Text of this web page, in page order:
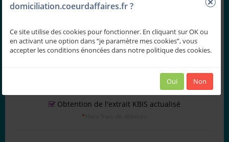
Accompagnement pour l'obtention de l'attestation de
Rédaction et publication de l'annonce légale*
Réalisation des formalités de constitution au greffe*
Signature électronique des documents
Obtention de l'extrait KBIS actualisé
*
domiciliation.coeurdaffaires.fr ?
Ce site utilise des cookies pour fonctionner. En cliquant sur OK ou
en activant une option dans “je paramètre mes cookies”, vous
accepter les conditions énoncées dans notre politique des cookies.
Oui Non